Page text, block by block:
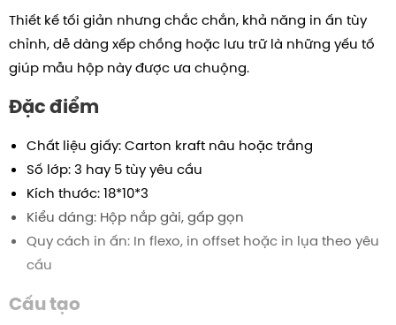
Thiết kế tối giản nhưng chắc chắn, khả năng in ấn tùy
chỉnh, dễ dàng xếp chồng hoặc lưu trữ là những yếu tố
giúp mẫu hộp này được ưa chuộng.
Đặc điểm
Chất liệu giấy: Carton kraft nâu hoặc trắng
Số lớp: 3 hay 5 tùy yêu cầu
Kích thước:18*10*3
Kiểu dáng: Hộp nắp gài, gấp gọn
Quy cách in ấn: In flexo, in offset hoặc in lụa theo yêu
cầu
Cấu tạo